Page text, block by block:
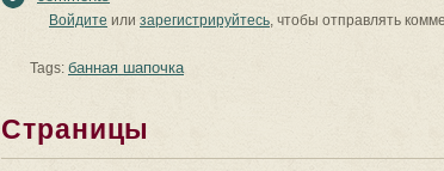
Войдите или зарегистрируйтесь, чтобы отправлять
Tags: банная шапочка
Страницы